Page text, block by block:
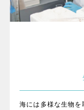
海には多様な生物